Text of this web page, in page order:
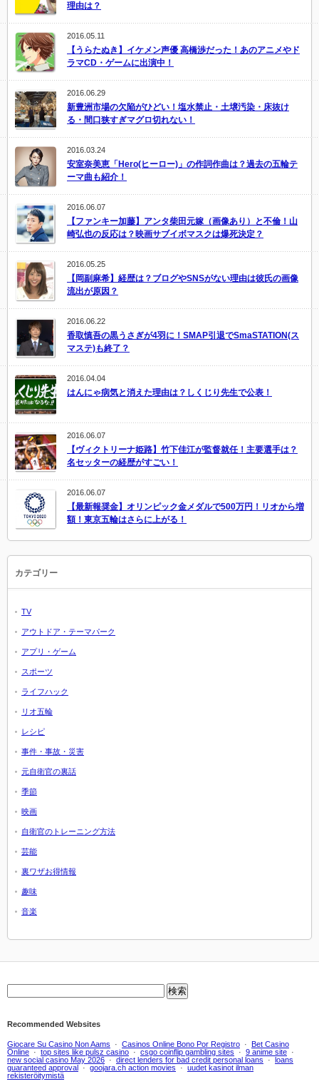
理由は？
2016.05.11
【うらたぬき】イケメン声優 高橋渉だった！あのアニメやド
ラマCD・ゲームに出演中！
2016.06.29
新豊洲市場の欠陥がひどい！塩水禁止・土壌汚染・床抜け
る・間口狭すぎマグロ切れない！
2016.03.24
安室奈美恵「Hero(ヒーロー)」の作詞作曲は？過去の五輪テ
ーマ曲も紹介！
2016.06.07
【ファンキー加藤】アンタ柴田元嫁（画像あり）と不倫！山
崎弘也の反応は？映画サブイボマスクは爆死決定？
2016.05.25
【岡副麻希】経歴は？ブログやSNSがない理由は彼氏の画像
流出が原因？
2016.06.22
香取慎吾の黒うさぎが4羽に！SMAP引退でSmaSTATION(ス
マステ)も終了？
2016.04.04
はんにゃ病気と消えた理由は？しくじり先生で公表！
2016.06.07
【ヴィクトリーナ姫路】竹下佳江が監督就任！主要選手は？
名セッターの経歴がすごい！
2016.06.07
【最新報奨金】オリンピック金メダルで500万円！リオから増
額！東京五輪はさらに上がる！
カテゴリー
TV
アウトドア・テーマパーク
アプリ・ゲーム
スポーツ
ライフハック
リオ五輪
レシピ
事件・事故・災害
元自衛官の裏話
季節
映画
自衛官のトレーニング方法
芸能
裏ワザお得情報
趣味
音楽
Recommended Websites
Giocare Su Casino Non Aams · Casinos Online Bono Por Registro · Bet Casino
Online · top sites like pulsz casino · csgo coinflip gambling sites · 9 anime site ·
new social casino May 2026 · direct lenders for bad credit personal loans · loans
guaranteed approval · goojara.ch action movies · uudet kasinot ilman
rekisteröitymistä